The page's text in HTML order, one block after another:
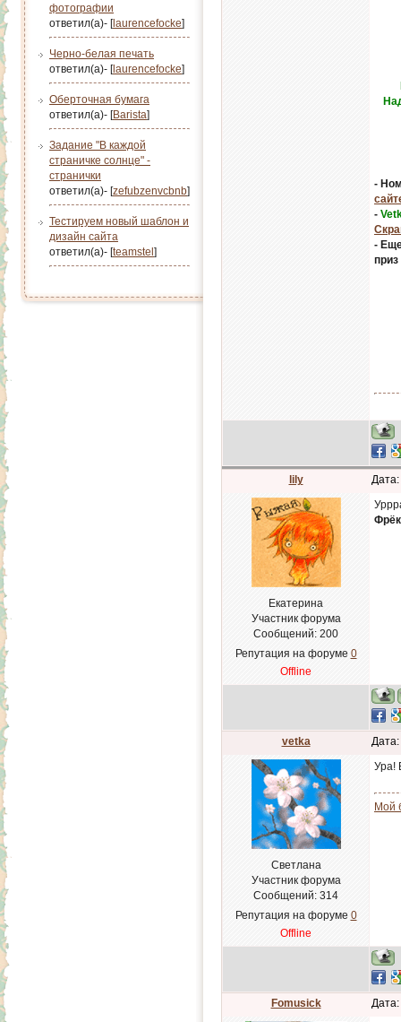
фотографии
ответил(а)- [laurencefocke]
Черно-белая печать
ответил(а)- [laurencefocke]
Оберточная бумага
ответил(а)- [Barista]
Задание "В каждой
страничке солнце" -
странички
ответил(а)- [zefubzenvcbnb]
Тестируем новый шаблон и
дизайн сайта
ответил(а)- [teamstel ]
-
-
-
lily
Екатерина
Участник форума
Сообщений: 200
Репутация на форуме 0
Offline
vetka
Светлана
Участник форума
Сообщений: 314
Репутация на форуме 0
Offline
Ура!
Мой
Fomusick